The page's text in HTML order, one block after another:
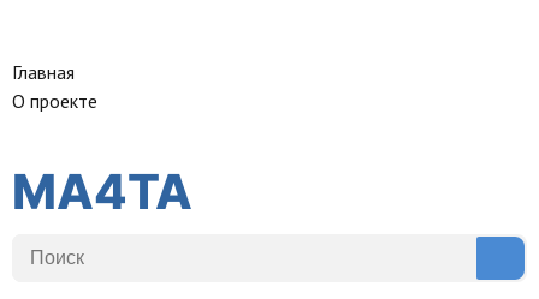
Главная
О проекте
MA4TA